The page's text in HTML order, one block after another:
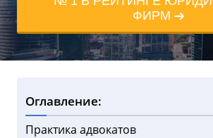
ФИРМ
Оглавление:
Практика адвокатов